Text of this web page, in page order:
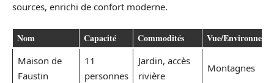
sources, enrichi de confort moderne.
Nom Capacité Commodités Vue/
Maison de
Faustin
11
personnes
Jardin, accès
rivière
Montagnes